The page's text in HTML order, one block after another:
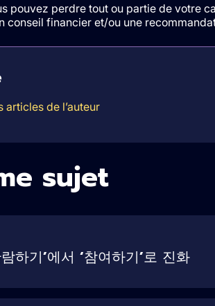
pouvez perdre tout ou partie de votre
conseil financier et/ou une
articles de l’auteur
sujet
하기’에서 ‘참여하기’로 진화